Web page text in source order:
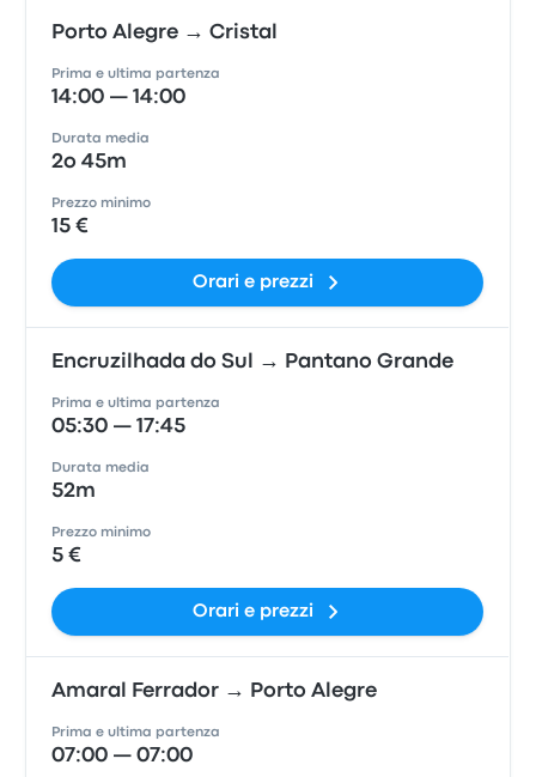
Porto Alegre → Cristal
Prima e ultima partenza
14:00 — 14:00
Durata media
2o 45m
Prezzo minimo
15 €
Orari e prezzi
Encruzilhada do Sul → Pantano Grande
Prima e ultima partenza
05:30 — 17:45
Durata media
52m
Prezzo minimo
5 €
Orari e prezzi
Amaral Ferrador → Porto Alegre
Prima e ultima partenza
07:00 — 07:00